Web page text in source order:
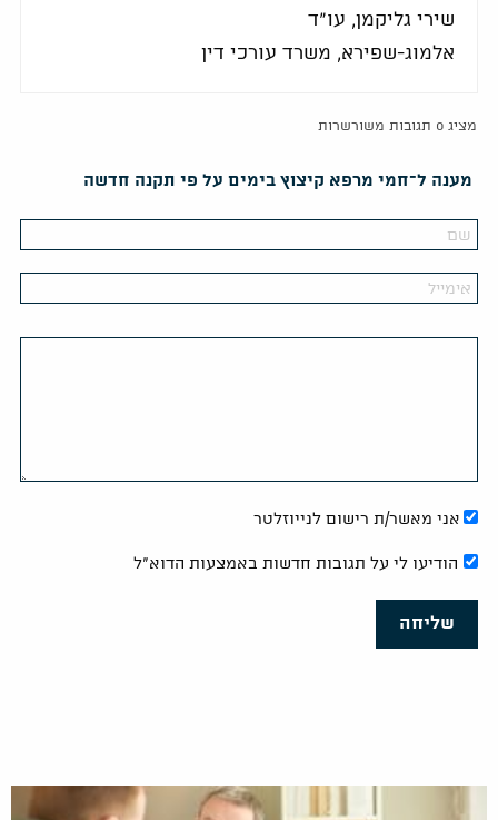
שירי גליקמן, עו"ד
אלמוג-שפירא, משרד עורכי דין
מציג 0 תגובות משורשרות
מענה ל־חמי מרפא קיצוץ בימים על פי תקנה חדשה
אני מאשר/ת רישום לנייוזלטר
הודיעו לי על תגובות חדשות באמצעות הדוא"ל
שליחה